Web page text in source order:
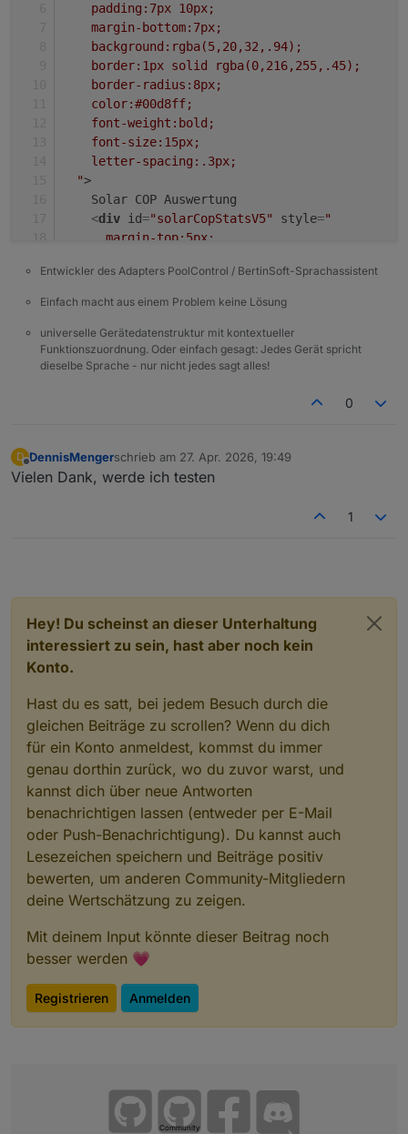
    padding:7px 10px;
    margin-bottom:7px;
    background:rgba(5,20,32,.94);
    border:1px solid rgba(0,216,255,.45);
    border-radius:8px;
    color:#00d8ff;
    font-weight:bold;
    font-size:15px;
    letter-spacing:.3px;
  "
>
    Solar COP Auswertung
<div id="solarCopStatsV5" style="
      margin-top:5px;
      font-weight:normal;
      font-size:10px;
    "
>lade Tageswerte...</div>
</div>
    padding:0 4px 8px 4px;
    box-sizing:border-box;
<script>
( function ( ) {
baseLog =
baseResults =
var targetId = "solarLogbookV5";
var statsId = "solarCopStatsV5";
function esc(t ) {
    t =
String(t || "");
    t = t.
replace(/&/g, "&amp;");
    t = t.
replace /</g, "&lt;"
    t = t.
"&gt;"
return t;
  }
function val(states, id, fallback) {
if (states && states[id] && states[id].
return states[id].
    }
(v === null || v === undefined
Entwickler des Adapters PoolControl / BertinSoft-Sprachassistent
Einfach macht aus einem Problem keine Lösung
universelle Gerätedatenstruktur mit kontextueller
Funktionszuordnung. Oder einfach gesagt: Jedes Gerät spricht
dieselbe Sprache - nur nicht jedes sagt alles!
0
D
Offline
DennisMengerschrieb am 27. Apr. 2026, 19:49
zuletzt editiert von
Vielen Dank, werde ich testen
1
Hey! Du scheinst an dieser Unterhaltung
interessiert zu sein, hast aber noch kein
Konto.
Hast du es satt, bei jedem Besuch durch die
gleichen Beiträge zu scrollen? Wenn du dich
für ein Konto anmeldest, kommst du immer
genau dorthin zurück, wo du zuvor warst, und
kannst dich über neue Antworten
benachrichtigen lassen (entweder per E-Mail
oder Push-Benachrichtigung). Du kannst auch
Lesezeichen speichern und Beiträge positiv
bewerten, um anderen Community-Mitgliedern
deine Wertschätzung zu zeigen.
Mit deinem Input könnte dieser Beitrag noch
besser werden 💗
Registrieren Anmelden
Community